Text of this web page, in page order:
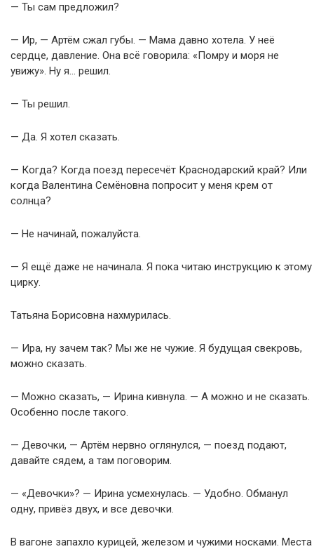
— Ты сам предложил?
— Ир, — Артём сжал губы. — Мама давно хотела. У неё
сердце, давление. Она всё говорила: «Помру и моря не
увижу». Ну я… решил.
— Ты решил.
— Да. Я хотел сказать.
— Когда? Когда поезд пересечёт Краснодарский край? Или
когда Валентина Семёновна попросит у меня крем от
солнца?
— Не начинай, пожалуйста.
— Я ещё даже не начинала. Я пока читаю инструкцию к этому
цирку.
Татьяна Борисовна нахмурилась.
— Ира, ну зачем так? Мы же не чужие. Я будущая свекровь,
можно сказать.
— Можно сказать, — Ирина кивнула. — А можно и не сказать.
Особенно после такого.
— Девочки, — Артём нервно оглянулся, — поезд подают,
давайте сядем, а там поговорим.
— «Девочки»? — Ирина усмехнулась. — Удобно. Обманул
одну, привёз двух, и все девочки.
В вагоне запахло курицей, железом и чужими носками. Места